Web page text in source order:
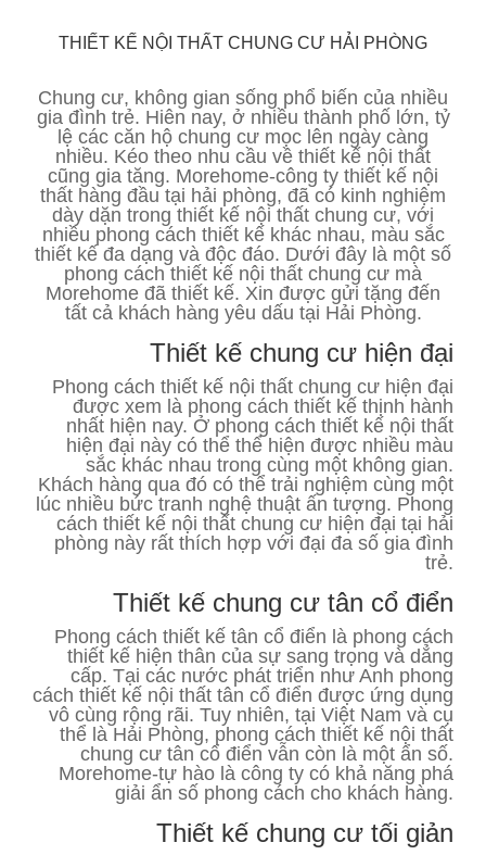
THIẾT KẾ NỘI THẤT CHUNG CƯ HẢI PHÒNG
Chung cư, không gian sống phổ biến của nhiều
gia đình trẻ. Hiên nay, ở nhiều thành phố lớn, tỷ
lệ các căn hộ chung cư mọc lên ngày càng
nhiều. Kéo theo nhu cầu về thiết kế nội thất
cũng gia tăng. Morehome-công ty thiết kế nội
thất hàng đầu tại hải phòng, đã có kinh nghiệm
dày dặn trong thiết kế nội thất chung cư, với
nhiều phong cách thiết kế khác nhau, màu sắc
thiết kế đa dạng và độc đáo. Dưới đây là một số
phong cách thiết kế nội thất chung cư mà
Morehome đã thiết kế. Xin được gửi tặng đến
tất cả khách hàng yêu dấu tại Hải Phòng.
Thiết kế chung cư hiện đại
Phong cách thiết kế nội thất chung cư hiện đại
được xem là phong cách thiết kế thịnh hành
nhất hiện nay. Ở phong cách thiết kế nội thất
hiện đại này có thể thể hiện được nhiều màu
sắc khác nhau trong cùng một không gian.
Khách hàng qua đó có thể trải nghiệm cùng một
lúc nhiều bức tranh nghệ thuật ấn tượng. Phong
cách thiết kế nội thất chung cư hiện đại tại hải
phòng này rất thích hợp với đại đa số gia đình
trẻ.
Thiết kế chung cư tân cổ điển
Phong cách thiết kế tân cổ điển là phong cách
thiết kế hiện thân của sự sang trọng và dẳng
cấp. Tại các nước phát triển như Anh phong
cách thiết kế nội thất tân cổ điển được ứng dụng
vô cùng rộng rãi. Tuy nhiên, tại Việt Nam và cụ
thể là Hải Phòng, phong cách thiết kế nội thất
chung cư tân cổ điển vẫn còn là một ẩn số.
Morehome-tự hào là công ty có khả năng phá
giải ẩn số phong cách cho khách hàng.
Thiết kế chung cư tối giản